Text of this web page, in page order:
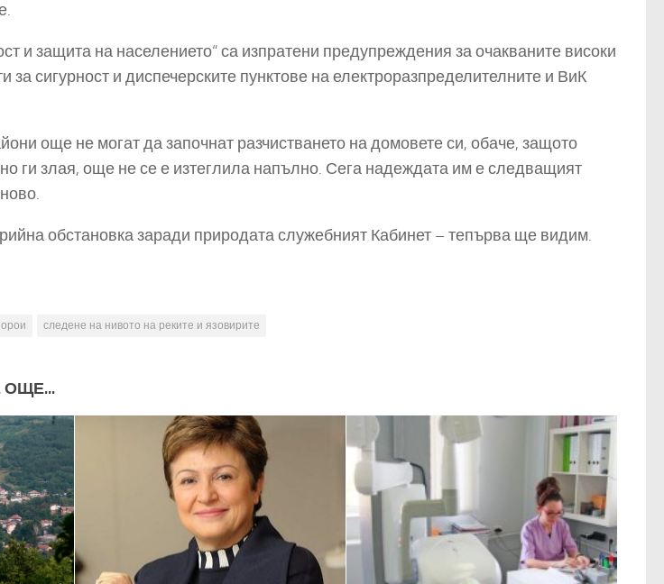
и защита на населението“ са изпратени предупреждения за очакваните високи
за сигурност и диспечерските пунктове на електроразпределителните и ВиК
още не могат да започнат разчистването на домовете си, обаче, защото
ги злая, още не се е изтеглила напълно. Сега надеждата им е следващият
обстановка заради природата служебният Кабинет – тепърва ще видим.
следене на нивото на реките и язовирите
ОЩЕ...